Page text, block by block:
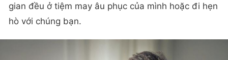
gian đều ở tiệm may âu phục của mình hoặc đi hẹn
hò với chúng bạn.